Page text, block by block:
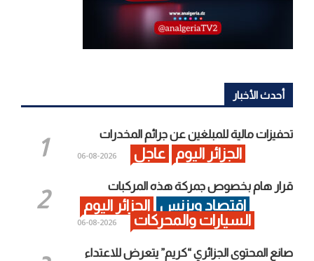
أحدث الأخبار
تحفيزات مالية للمبلغين عن جرائم المخدرات
الجزائر اليوم عاجل 2026-08-06
قرار هام بخصوص جمركة هذه المركبات
اقتصاد وبزنس
الجزائر اليوم
السيارات والمحركات
2026-08-06
صانع المحتوى الجزائري “كريم” يتعرض للاعتداء